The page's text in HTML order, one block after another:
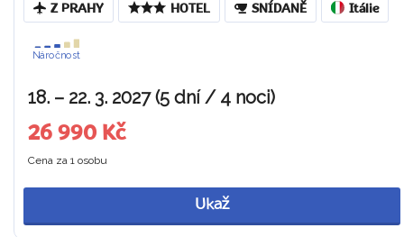
Z PRAHY HOTEL SNÍDANĚ Itálie
Náročnost
18. – 22. 3. 2027 (5 dní / 4 noci)
26 990 Kč
Cena za 1 osobu
Ukaž